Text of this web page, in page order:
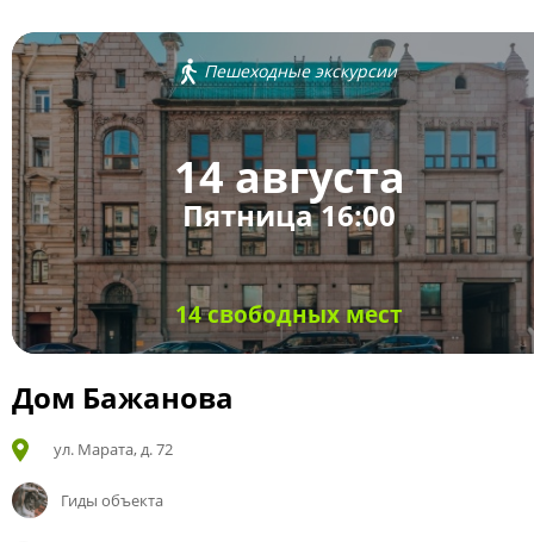
Пешеходные экскурсии
14 августа
Пятница 16:00
14 свободных мест
Дом Бажанова
ул. Марата, д. 72
Гиды объекта